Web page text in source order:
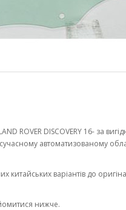
ROVER DISCOVERY 16- за
автоматизованому
варіантів до
нижче.